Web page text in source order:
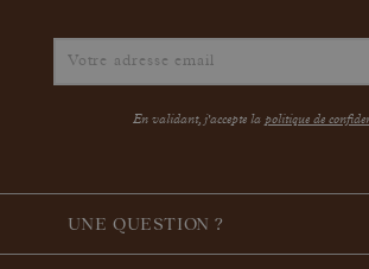
En validant, j'accepte la politique de
UNE QUESTION ?